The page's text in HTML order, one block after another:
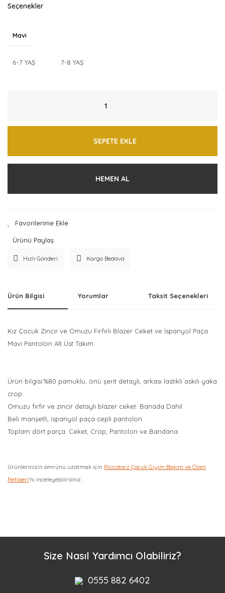
Seçenekler
Mavi
6-7 YAŞ 7-8 YAŞ
SEPETE EKLE
HEMEN AL
Ürünü Paylaş
Hızlı Gönderi Kargo Bedava
Ürün Bilgisi Yorumlar Taksit Seçenekleri
Kız Çocuk Zincir ve Omuzu Fırfırlı Blazer Ceket ve İspanyol Paça
Mavi Pantolon Alt Üst Takım
Ürün bilgisi:%80 pamuklu, önü şerit detaylı, arkası lastikli askılı yaka
crop.
Omuzu fırfır ve zincir detaylı blazer ceket. Banada Dahil
Beli manşetli, ispanyol paça cepli pantolon.
Toplam dört parça. Ceket, Crop, Pantolon ve Bandana.
Ürünlerinizin ömrünü uzatmak için Riccotarz Çocuk Giyim Bakım ve Özen
Rehberi'ni inceleyebilirsiniz.
Size Nasıl Yardımcı Olabiliriz?
0555 882 6402